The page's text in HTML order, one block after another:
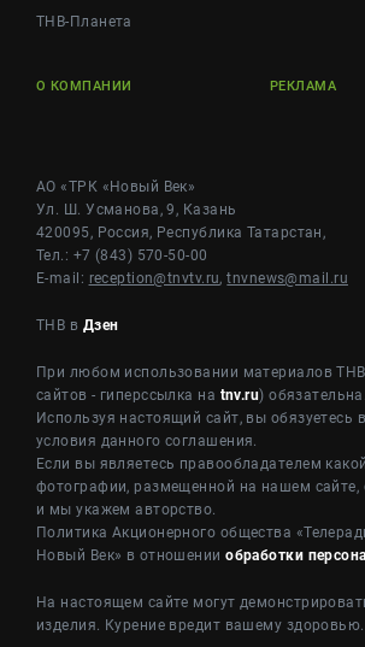
ТНВ-Планета
О КОМПАНИИ РЕКЛАМА
АО «ТРК «Новый Век»
Ул. Ш. Усманова, 9, Казань
420095, Россия, Республика Татарстан,
Тел.: +7 (843) 570-50-00
E-mail: reception@tnvtv.ru,tnvnews@mail.ru
ТНВ в Дзен
При любом использовании материалов
сайтов - гиперссылка на tnv.ru) обязательна.
Используя настоящий сайт, вы обязуетесь
условия данного соглашения.
Если вы являетесь правообладателем
фотографии, размещенной на нашем сайте,
и мы укажем авторство.
Политика Акционерного общества
Новый Век» в отношенииобработки
На настоящем сайте могут
изделия. Курение вредит вашему здоровью.